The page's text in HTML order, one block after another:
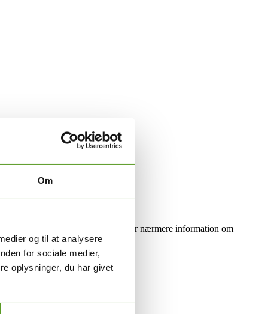
Om
og til at analysere
for sociale medier,
oplysninger, du har givet
lidelse. Der henvises til bilag 1 for nærmere information om